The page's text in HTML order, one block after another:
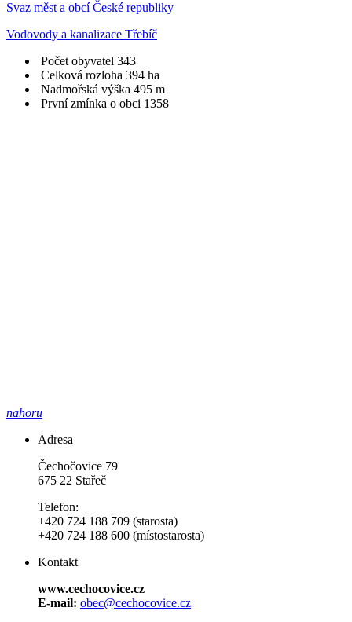
Svaz měst a obcí České republiky
Vodovody a kanalizace Třebíč
Počet obyvatel 343
Celková rozloha 394 ha
Nadmořská výška 495 m
První zmínka o obci 1358
nahoru
Adresa
Čechočovice 79
675 22 Stařeč
Telefon:
+420 724 188 709 (starosta)
+420 724 188 600 (místostarosta)
Kontakt
www.cechocovice.cz
E-mail: obec@cechocovice.cz